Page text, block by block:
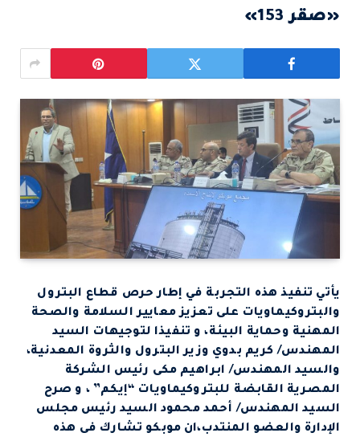
«صقر 153»
يأتي تنفيذ هذه التجربة في إطار حرص قطاع البترول
والبتروكيماويات على تعزيز معايير السلامة والصحة
المهنية وحماية البيئة، و تنفيذا لتوجيهات السيد
المهندس/ كريم بدوي وزير البترول والثروة المعدنية،
والسيد المهندس/ ابراهيم مكى رئيس الشركة
المصرية القابضة للبتروكيماويات “إيكم” ، و صرح
السيد المهندس/ أحمد محمود السيد رئيس مجلس
الإدارة والعضو المنتدب،ان موبكو تشارك فى هذه